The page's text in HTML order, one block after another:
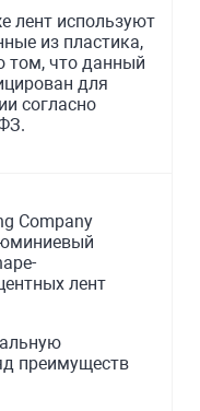
лент используют
из пластика,
том, что данный
для
согласно
Company
лент
преимуществ